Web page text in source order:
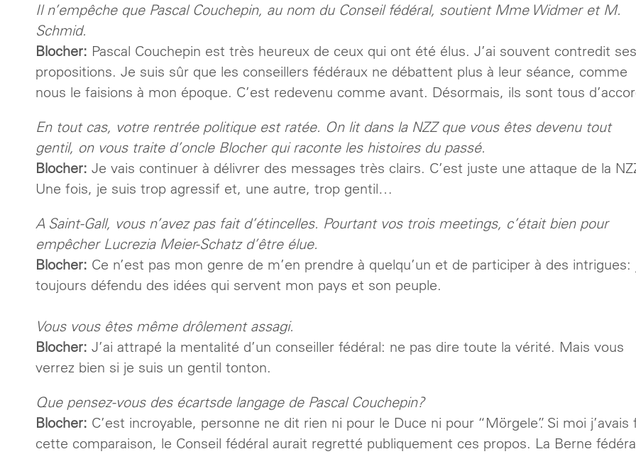
Il n’empêche que Pascal Couchepin, au nom du Conseil fédéral, soutient Mme Widmer et M.
Schmid.
Blocher: Pascal Couchepin est très heureux de ceux qui ont été élus. J’ai souvent contredit ses
propositions. Je suis sûr que les conseillers fédéraux ne débattent plus à leur séance, comme
nous le faisions à mon époque. C’est redevenu comme avant. Désormais, ils sont tous
En tout cas, votre rentrée politique est ratée. On lit dans la NZZ que vous êtes devenu tout
gentil, on vous traite d’oncle Blocher qui raconte les histoires du passé.
Blocher: Je vais continuer à délivrer des messages très clairs. C’est juste une attaque de la
Une fois, je suis trop agressif et, une autre, trop gentil…
A Saint-Gall, vous n’avez pas fait d’étincelles. Pourtant vos trois meetings, c’était bien pour
empêcher Lucrezia Meier-Schatz d’être élue.
Blocher: Ce n’est pas mon genre de m’en prendre à quelqu’un et de participer à des intrigues:
toujours défendu des idées qui servent mon pays et son peuple.
Vous vous êtes même drôlement assagi.
Blocher: J’ai attrapé la mentalité d’un conseiller fédéral: ne pas dire toute la vérité. Mais vous
verrez bien si je suis un gentil tonton.
Que pensez-vous des écartsde langage de Pascal Couchepin?
Blocher: C’est incroyable, personne ne dit rien ni pour le Duce ni pour “Mörgele”. Si moi j’avais
cette comparaison, le Conseil fédéral aurait regretté publiquement ces propos. La Berne